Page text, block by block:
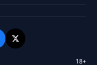
18+